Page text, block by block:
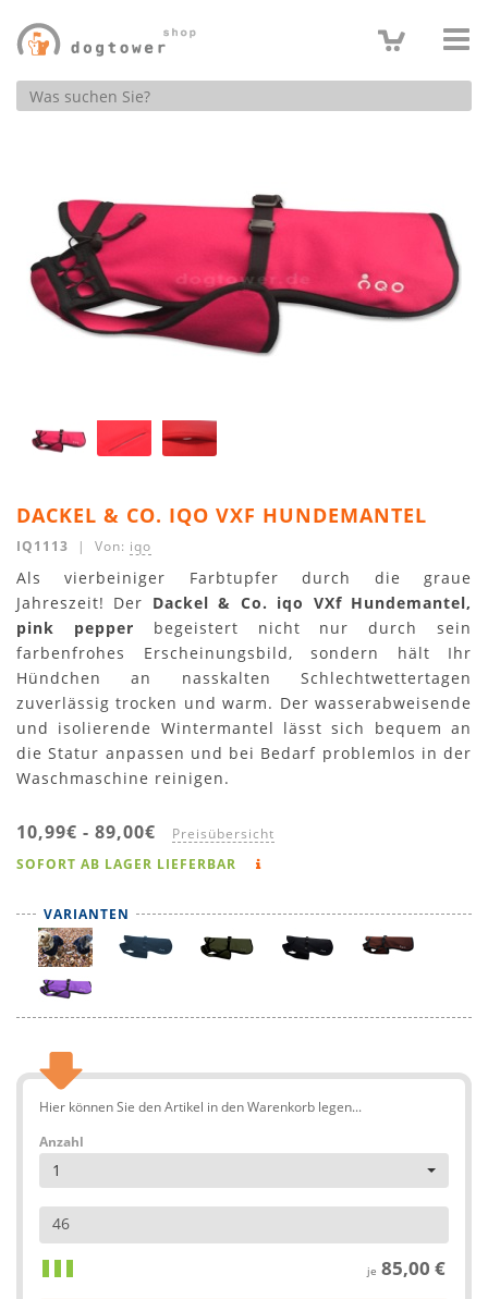
Produktsuche
DACKEL & CO. IQO VXF HUNDEMANTEL
IQ1113 | Von: iqo
Als vierbeiniger Farbtupfer durch die graue
Jahreszeit! Der Dackel & Co. iqo VXf Hundemantel,
pink pepper begeistert nicht nur durch sein
farbenfrohes Erscheinungsbild, sondern hält Ihr
Hündchen an nasskalten Schlechtwettertagen
zuverlässig trocken und warm. Der wasserabweisende
und isolierende Wintermantel lässt sich bequem an
die Statur anpassen und bei Bedarf problemlos in der
Waschmaschine reinigen.
10,99€ - 89,00€ Preisübersicht
SOFORT AB LAGER LIEFERBAR
VARIANTEN
Hier können Sie den Artikel in den Warenkorb legen...
Anzahl
1
46
je 85,00 €